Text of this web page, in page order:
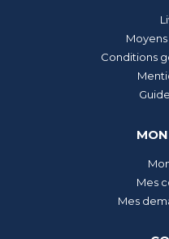
Conditions
Mes
Mes